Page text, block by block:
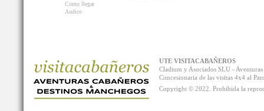
Como llegar
Audios
UTE VISITACABAÑEROS
Cladium y Asociados SLU -
Concesionaria de las visitas 4x4 al
Copyright © 2022. Prohibida la